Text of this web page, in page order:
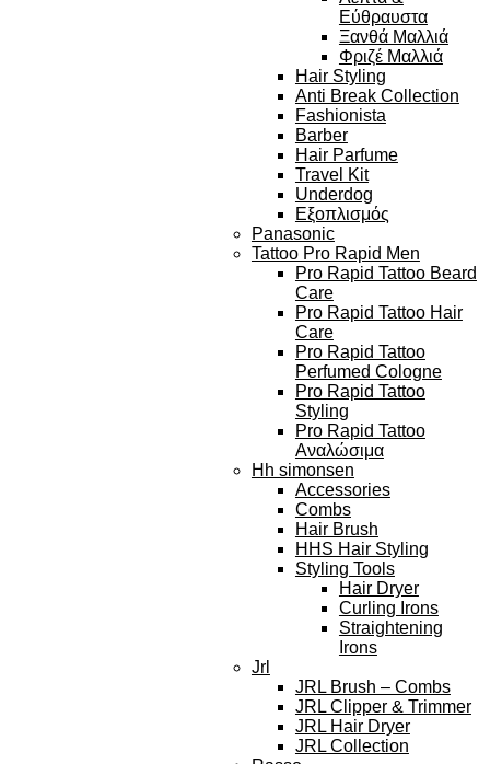
Εύθραυστα
Ξανθά Μαλλιά
Φριζέ Μαλλιά
Hair Styling
Anti Break Collection
Fashionista
Barber
Hair Parfume
Travel Kit
Underdog
Εξοπλισμός
Panasonic
Tattoo Pro Rapid Men
Pro Rapid Tattoo Beard
Care
Pro Rapid Tattoo Hair
Care
Pro Rapid Tattoo
Perfumed Cologne
Pro Rapid Tattoo
Styling
Pro Rapid Tattoo
Αναλώσιμα
Hh simonsen
Accessories
Combs
Hair Brush
HHS Hair Styling
Styling Tools
Hair Dryer
Curling Irons
Straightening
Irons
Jrl
JRL Brush – Combs
JRL Clipper & Trimmer
JRL Hair Dryer
JRL Collection